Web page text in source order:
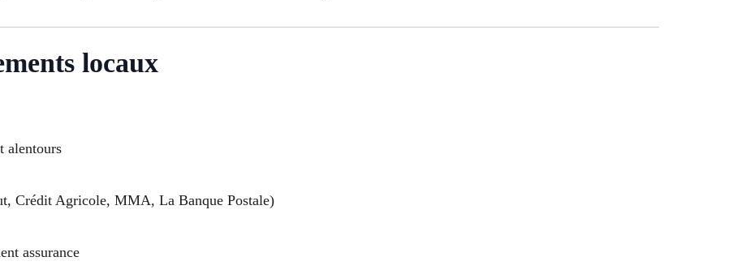
locaux
alentours
Crédit Agricole, MMA, La Banque Postale)
assurance